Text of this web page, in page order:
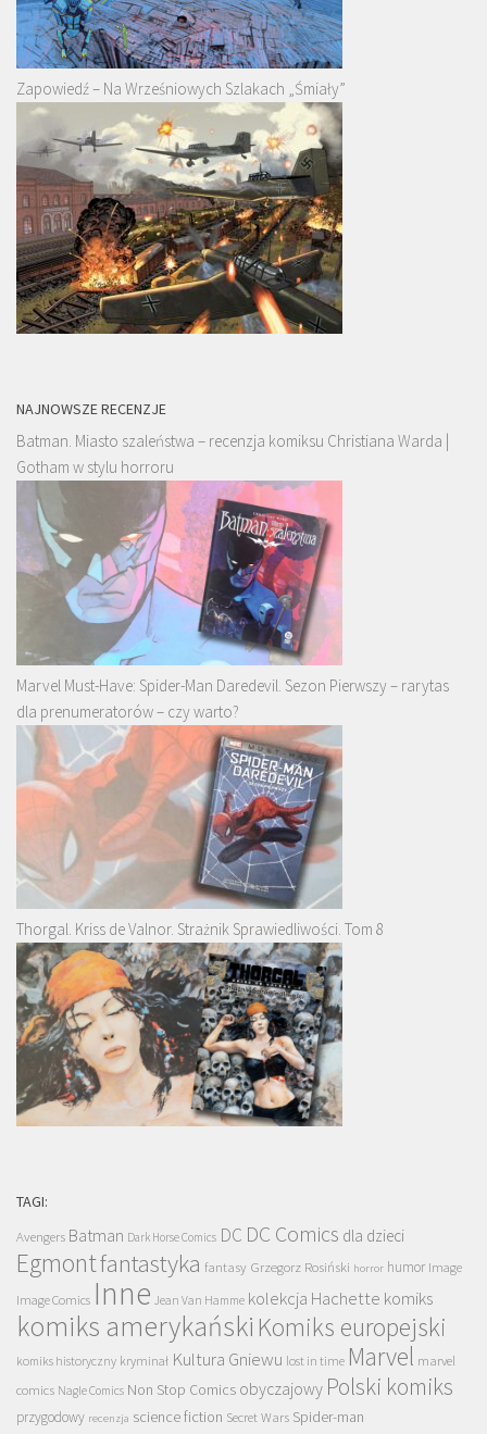
Zapowiedź – Na Wrześniowych Szlakach „Śmiały”
NAJNOWSZE RECENZJE
Batman. Miasto szaleństwa – recenzja komiksu Christiana Warda |
Gotham w stylu horroru
Marvel Must-Have: Spider-Man Daredevil. Sezon Pierwszy – rarytas
dla prenumeratorów – czy warto?
Thorgal. Kriss de Valnor. Strażnik Sprawiedliwości. Tom 8
TAGI:
Avengers Batman Dark Horse Comics DC DC Comics dla dzieci
Egmontfantastyka fantasy Grzegorz Rosiński horror humor Image
Image Comics Inne Jean Van Hamme kolekcja Hachette komiks
komiks amerykański Komiks europejski
komiks historyczny kryminał Kultura Gniewu lost in time Marvel marvel
comics Nagle Comics Non Stop Comics obyczajowy Polski komiks
przygodowy recenzja science fiction Secret Wars Spider-man